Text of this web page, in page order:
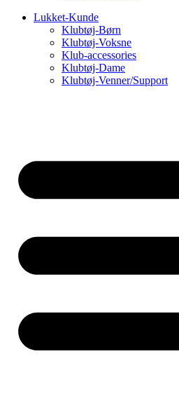
Lukket-Kunde
Klubtøj-Børn
Klubtøj-Voksne
Klub-accessories
Klubtøj-Dame
Klubtøj-Venner/Support